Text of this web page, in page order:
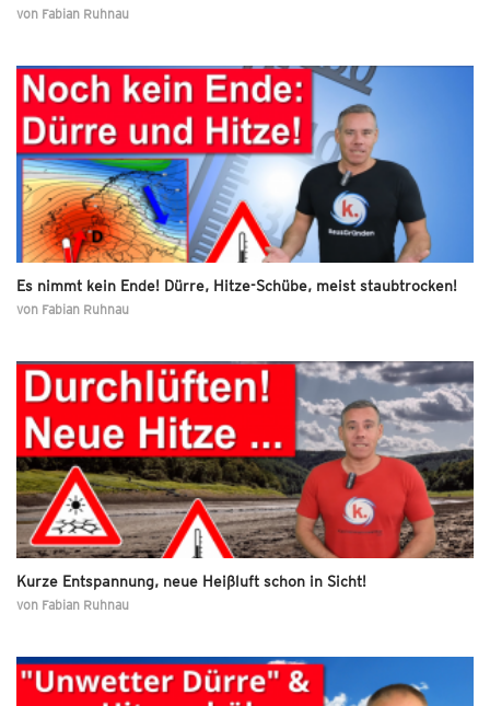
von Fabian Ruhnau
Es nimmt kein Ende! Dürre, Hitze-Schübe, meist staubtrocken!
von Fabian Ruhnau
Kurze Entspannung, neue Heißluft schon in Sicht!
von Fabian Ruhnau